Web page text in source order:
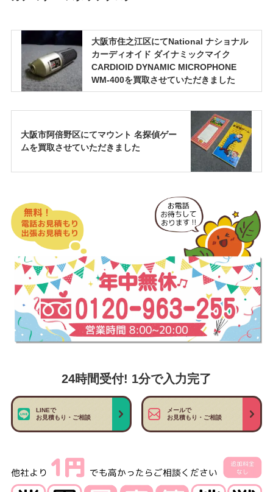
大阪市住之江区にてNational ナショナル
カーディオイド ダイナミックマイク
CARDIOID DYNAMIC MICROPHONE
WM-400を買取させていただきました
大阪市阿倍野区にてマウント 名探偵ゲー
ムを買取させていただきました
24時間受付! 1分で入力完了
LINEで
お見積もり・ご相談
メールで
お見積もり・ご相談